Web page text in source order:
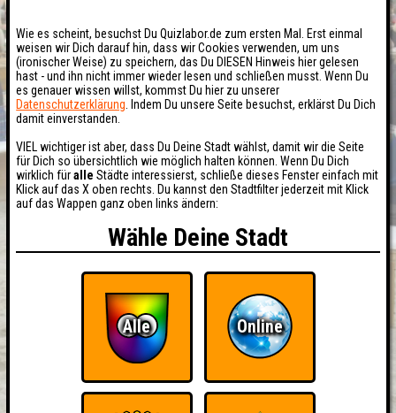
Wie es scheint, besuchst Du Quizlabor.de zum ersten Mal. Erst einmal
weisen wir Dich darauf hin, dass wir Cookies verwenden, um uns
(ironischer Weise) zu speichern, das Du DIESEN Hinweis hier gelesen
hast - und ihn nicht immer wieder lesen und schließen musst. Wenn Du
es genauer wissen willst, kommst Du hier zu unserer
Datenschutzerklärung . Indem Du unsere Seite besuchst, erklärst Du Dich
damit einverstanden.
VIEL wichtiger ist aber, dass Du Deine Stadt wählst, damit wir die Seite
für Dich so übersichtlich wie möglich halten können. Wenn Du Dich
wirklich füralle Städte interessierst, schließe dieses Fenster einfach mit
Klick auf das X oben rechts. Du kannst den Stadtfilter jederzeit mit Klick
auf das Wappen ganz oben links ändern:
Wähle Deine Stadt
Alle Online